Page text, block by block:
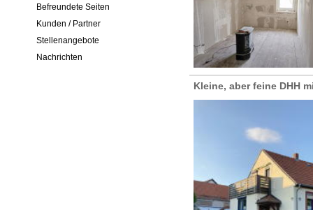
Befreundete Seiten
Kunden / Partner
Stellenangebote
Nachrichten
Kleine, aber feine DHH